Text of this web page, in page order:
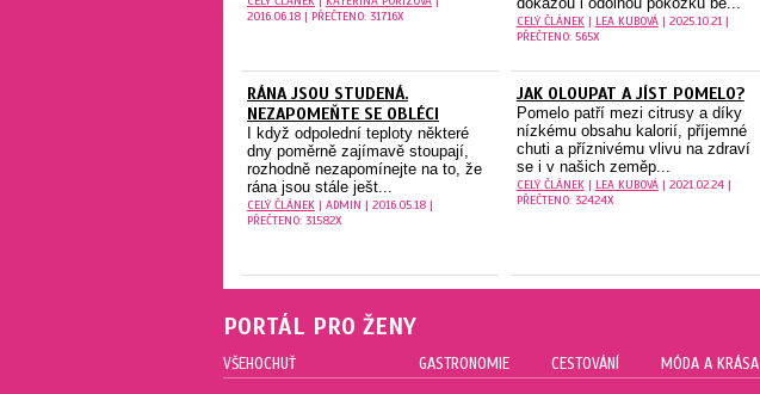
2016.06.18 | PŘEČTENO: 31716X
CELÝ ČLÁNEK| LEA KUBOVÁ| 2025.10.21 |
PŘEČTENO: 565X
RÁNA JSOU STUDENÁ.
NEZAPOMEŇTE SE OBLÉCI
I když odpolední teploty některé
dny poměrně zajímavě stoupají,
rozhodně nezapomínejte na to, že
rána jsou stále ješt...
CELÝ ČLÁNEK | ADMIN | 2016.05.18 |
PŘEČTENO: 31582X
JAK OLOUPAT A JÍST POMELO?
Pomelo patří mezi citrusy a díky
nízkému obsahu kalorií, příjemné
chuti a příznivému vlivu na zdraví
se i v našich zeměp...
CELÝ ČLÁNEK| LEA KUBOVÁ| 2021.02.24 |
PŘEČTENO: 32424X
PORTÁL PRO ŽENY
VŠEHOCHUŤ GASTRONOMIE CESTOVÁNÍ MÓDA A KRÁSA